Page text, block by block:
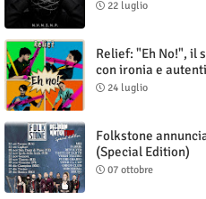
22 luglio
Relief: "Eh No!", il
con ironia e
24 luglio
Folkstone
(Special Edition)
07 ottobre